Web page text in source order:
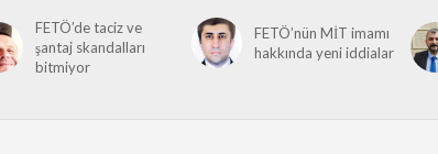
FETÖ’de taciz ve
şantaj skandalları
bitmiyor
FETÖ’nün MİT imamı
hakkında yeni iddialar